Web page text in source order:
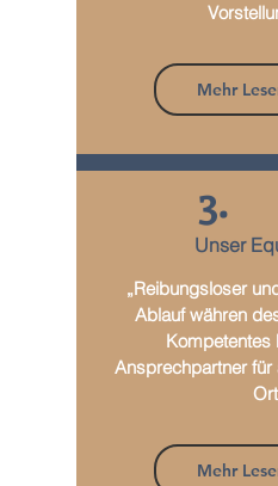
Mehr
3.
Unser
„Reibungsloser
Ablauf währen
Kompetentes
Ansprechpartner für
Mehr